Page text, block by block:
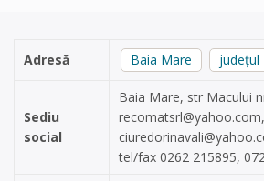
Adresă Baia Mare județul
Sediu
social
Baia Mare, str Macului
recomatsrl@yahoo.com,
tel/fax 0262 215895,